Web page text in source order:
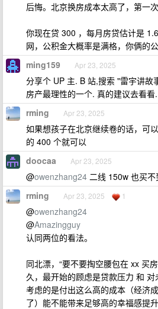
后悔。北京换房成本太高了，第一
你现在贷 300 ，每月房贷估计是
网，公积金大概率是满格，你俩的
ming159 Apr 23, 2025
分享个 UP 主. B 站,搜索 "雷宇讲故
房产最理性的一个. 真的建议去看看.
rming Apr 23, 2025
如果想孩子在北京继续卷的话，可
的 400 个就可以
doocaa Apr 23, 2025
@owenzhang24 二线 150w 也买不
rming Apr 23, 2025 1
@owenzhang24
@Amazingguy
认同两位的看法。
同北漂，“要不要掏空腰包在 xx 买
久，最开始的顾虑是贷款压力 和
考虑的是付出这么高的成本（经济
了）能不能带来足够高的幸福感提